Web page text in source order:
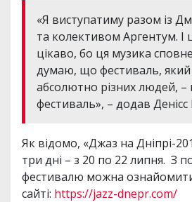
«Я виступатиму разом із
та колективом Аргентум. І
цікаво, бо ця музика
думаю, що фестиваль, який
абсолютно різних людей, –
фестиваль», – додав
Як відомо, «Джаз на Дніпрі-
три дні – з 20 по 22 липня. З
фестивалю можна
сайті: https://jazz-dnepr.com/